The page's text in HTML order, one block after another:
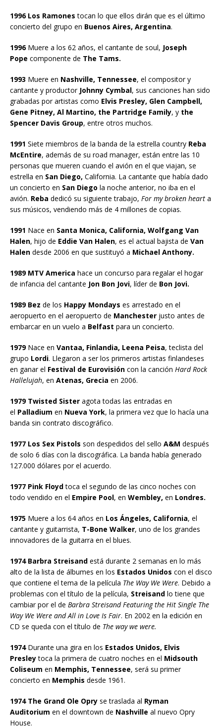
1996 Los Ramones tocan lo que ellos dirán que es el último
concierto del grupo en Buenos Aires, Argentina.
1996Muere a los 62 años, el cantante de soul, Joseph
Pope componente de The Tams.
1993 Muere en Nashville, Tennessee, el compositor y
cantante y productor Johnny Cymbal, sus canciones han sido
grabadas por artistas como Elvis Presley, Glen Campbell,
Gene Pitney, Al Martino, the Partridge Family, y the
Spencer Davis Group, entre otros muchos.
1991 Siete miembros de la banda de la estrella country Reba
McEntire, además de su road manager, están entre las 10
personas que mueren cuando el avión en el que viajan, se
estrella en San Diego, California. La cantante que había dado
un concierto en San Diego la noche anterior, no iba en el
avión. Reba dedicó su siguiente trabajo, For my broken heart a
sus músicos, vendiendo más de 4 millones de copias.
1991 Nace en Santa Monica, California, Wolfgang Van
Halen, hijo de Eddie Van Halen, es el actual bajista de Van
Halen desde 2006 en que sustituyó a Michael Anthony.
1989 MTV America hace un concurso para regalar el hogar
de infancia del cantante Jon Bon Jovi, líder de Bon Jovi.
1989 Bez de los Happy Mondays es arrestado en el
aeropuerto en el aeropuerto de Manchester justo antes de
embarcar en un vuelo a Belfast para un concierto.
1979Nace en Vantaa, Finlandia, Leena Peisa, teclista del
grupo Lordi. Llegaron a ser los primeros artistas finlandeses
en ganar el Festival de Eurovisión con la canción Hard Rock
Hallelujah, en Atenas, Grecia en 2006.
1979 Twisted Sister agota todas las entradas en
el Palladium en Nueva York, la primera vez que lo hacía una
banda sin contrato discográfico.
1977 Los Sex Pistols son despedidos del sello A&M después
de solo 6 días con la discográfica. La banda había generado
127.000 dólares por el acuerdo.
1977 Pink Floydtoca el segundo de las cinco noches con
todo vendido en el Empire Pool, en Wembley, en Londres.
1975 Muere a los 64 años en Los Ángeles, California, el
cantante y guitarrista, T-Bone Walker, uno de los grandes
innovadores de la guitarra en el blues.
1974 Barbra Streisand está durante 2 semanas en lo más
alto de la lista de álbumes en los Estados Unidos con el disco
que contiene el tema de la película The Way We Were. Debido a
problemas con el título de la película, Streisand lo tiene que
cambiar por el de Barbra Streisand Featuring the Hit Single The
Way We Were and All in Love Is Fair. En 2002 en la edición en
CD se queda con el título de The way we were.
1974Durante una gira en los Estados Unidos, Elvis
Presleytoca la primera de cuatro noches en el Midsouth
Coliseum en Memphis, Tennessee, será su primer
concierto en Memphis desde 1961.
1974 The Grand Ole Opry se traslada al Ryman
Auditorium en el downtown de Nashville al nuevo Opry
House.